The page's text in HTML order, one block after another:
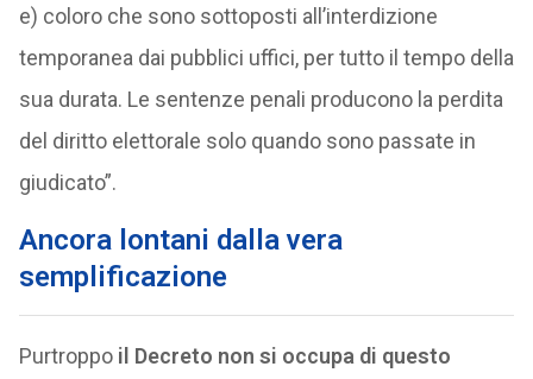
e) coloro che sono sottoposti all’interdizione
temporanea dai pubblici uffici, per tutto il tempo della
sua durata. Le sentenze penali producono la perdita
del diritto elettorale solo quando sono passate in
giudicato”.
Ancora lontani dalla vera
semplificazione
Purtroppo il Decreto non si occupa di questo